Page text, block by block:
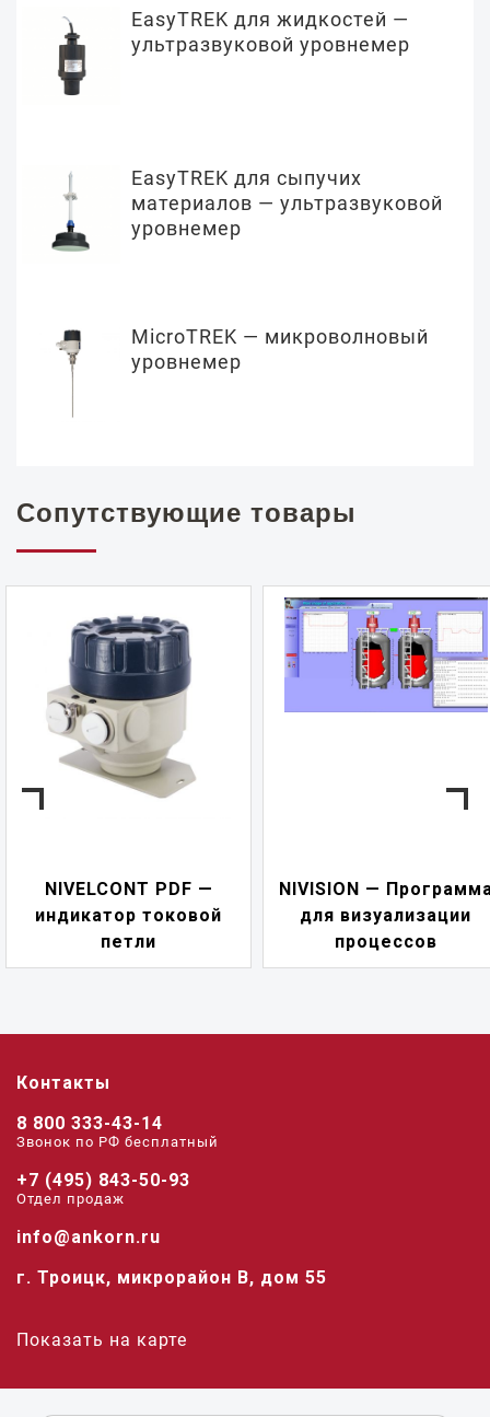
EasyTREK для жидкостей —
ультразвуковой уровнемер
EasyTREK для сыпучих
материалов — ультразвуковой
уровнемер
MicroTREK — микроволновый
уровнемер
Сопутствующие товары
NIVELCONT PDF —
индикатор токовой
петли
NIVISION —
для визуализации
процессов
Контакты
8 800 333-43-14
Звонок по РФ беcплатный
+7 (495) 843-50-93
Отдел продаж
info@ankorn.ru
г. Троицк, микрорайон В, дом 55
Показать на карте